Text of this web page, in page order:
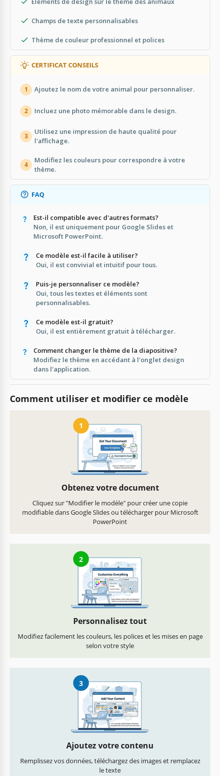
Champs de texte personnalisables
Thème de couleur professionnel et polices
CERTIFICAT CONSEILS
1 Ajoutez le nom de votre animal pour personnaliser.
2 Incluez une photo mémorable dans le design.
3
Utilisez une impression de haute qualité pour
l'affichage.
4
Modifiez les couleurs pour correspondre à votre
thème.
FAQ
Est-il compatible avec d'autres formats?
Non, il est uniquement pour Google Slides et
Microsoft PowerPoint.
Ce modèle est-il facile à utiliser?
Oui, il est convivial et intuitif pour tous.
Puis-je personnaliser ce modèle?
Oui, tous les textes et éléments sont
personnalisables.
Ce modèle est-il gratuit?
Oui, il est entièrement gratuit à télécharger.
Comment changer le thème de la diapositive?
Modifiez le thème en accédant à l'onglet design
dans l'application.
Comment utiliser et modifier ce modèle
1
Obtenez votre document
Cliquez sur "Modifier le modèle" pour créer une copie
modifiable dans Google Slides ou télécharger pour Microsoft
PowerPoint
2
Personnalisez tout
Modifiez facilement les couleurs, les polices et les mises en page
selon votre style
3
Ajoutez votre contenu
Remplissez vos données, téléchargez des images et remplacez
le texte